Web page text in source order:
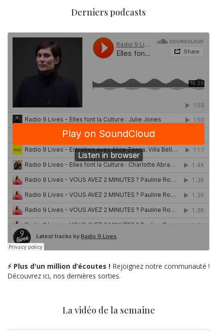
Derniers podcasts
⚡ Plus d'un million d’écoutes ! Rejoignez notre communauté !
Découvrez ici, nos dernières sorties.
La vidéo de la semaine